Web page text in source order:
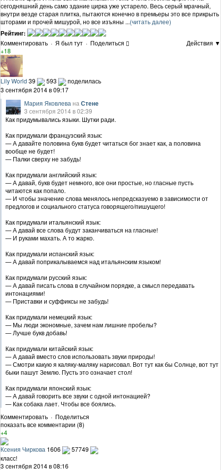
сегодняшний день само здание цирка уже устарело. Весь серый мрачный,
внутри везде старая плитка, пытаются конечно в премьеры это все прикрыть
шторами и прочей мишурой, но все изъяны ...(читать далее)
Рейтинг:
Комментировать · Я был тут · Поделиться
Действия ▼
+18
Lily World 39 593
поделилась
3 сентября 2014 в 09:17
Мария Яковлева на Стене
3 сентября 2014 в 02:39
Как придумывались языки. Шутки ради.
Как придумали французский язык:
— А давайте половина букв будет читаться бог знает как, а половина
вообще не будет!
— Палки сверху не забудь!
Как придумали английский язык:
— А давай, букв будет немного, все они простые, но гласные пусть
читаются как попало.
— И чтобы значение слова менялось непредсказуемо в зависимости от
предлогов и социального статуса говорящего/пишущего!
Как придумали итальянский язык:
— А давай все слова будут заканчиваться на гласные!
— И руками махать. А то жарко.
Как придумали испанский язык:
— А давай поприкалываемся над итальянским языком!
Как придумали русский язык:
— А давай писать слова в случайном порядке, а смысл передавать
интонациями!
— Приставки и суффиксы не забудь!
Как придумали немецкий язык:
— Мы люди экономные, зачем нам лишние пробелы?
— Лучше букв добавь!
Как придумали китайский язык:
— А давай вместо слов использовать звуки природы!
— Смотри какую я каляку-маляку нарисовал. Вот тут как бы Солнце, вот тут
быки пашут Землю. Пусть это означает стол!
Как придумали японский язык:
— А давай говорить все звуки с одной интонацией?
— Как собака лает. Чтобы все боялись.
Комментировать · Поделиться
показать все комментарии (8)
+4
Ксения Чиркова 1606
57749
класс!
3 сентября 2014 в 08:16